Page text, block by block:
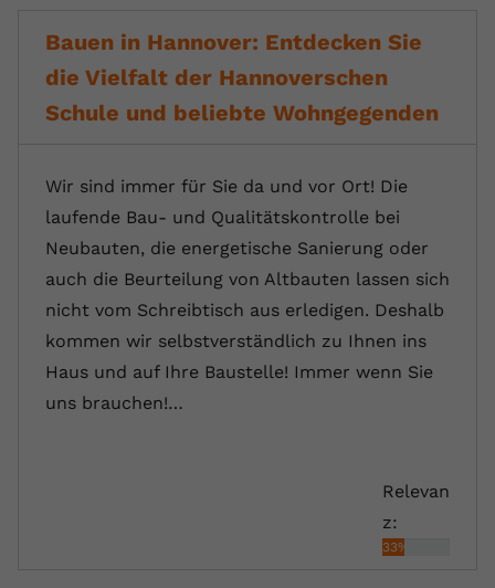
Bauen in Hannover: Entdecken Sie
die Vielfalt der Hannoverschen
Schule und beliebte Wohngegenden
Wir sind immer für Sie da und vor Ort! Die
laufende Bau- und Qualitätskontrolle bei
Neubauten, die energetische Sanierung oder
auch die Beurteilung von Altbauten lassen sich
nicht vom Schreibtisch aus erledigen. Deshalb
kommen wir selbstverständlich zu Ihnen ins
Haus und auf Ihre Baustelle! Immer wenn Sie
uns brauchen!…
Relevan
z:
33%